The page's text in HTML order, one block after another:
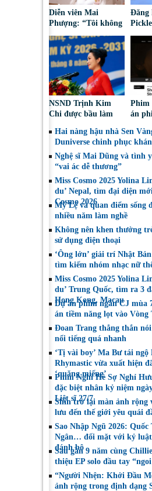
Diễn viên Mai
Phượng: “Tôi không
những gì mình đã
chọn”
Đăng
đoạt
NSND Trịnh Kim
Chi được bầu làm
Nghệ sĩ Sân khấu
Việt Nam
Phim
án
tại
Hai nàng hậu nhà Sen
Duniverse chinh phục
Nghệ sĩ Mai Dũng và tình
“vai ác dễ thương”
Miss Cosmo 2025 Yolina
du’ Nepal, tìm đại diện
Cosmo 2026
Mỹ Lệ và quan điểm sống
nhiều năm làm nghề
Không nên khen thưởng
sử dụng điện thoại
‘Ông lớn’ giải trí Nhật
tìm kiếm nhóm nhạc nữ
Miss Cosmo 2025 Yolina
du’ Trung Quốc, tìm ra 3
Hong Kong, Macau
Dự án phim ngắn CJ mùa
án tiềm năng lọt vào
Đoan Trang thẳng thắn nói
nổi tiếng quá nhanh
‘Tị vài boy’ Ma Bư tái ngộ
Rhymastic vừa xuất hiện
‘quăng miếng’
Phim Nghỉ Hè Sợ Nghỉ
đặc biệt nhân kỷ niệm
Liệt sĩ 27/7
Shin trở lại màn ảnh rộng
lưu đến thế giới yêu quái
Sao Nhập Ngũ 2026:
Ngân… đối mặt với kỷ
đánh bộ
Sau gần 9 năm cùng
thiệu EP solo đầu tay
“Người Nhện: Khởi Đầu
ảnh rộng trong định dạng